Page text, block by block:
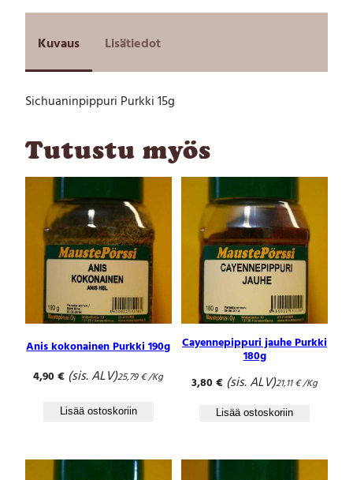
Kuvaus Lisätiedot
Sichuaninpippuri Purkki 15g
Tutustu myös
Anis kokonainen Purkki 190g
4,90€ (sis. ALV)25,79€/Kg
Lisää ostoskoriin
Cayennepippuri jauhe Purkki
180g
3,80€ (sis. ALV)21,11€/Kg
Lisää ostoskoriin